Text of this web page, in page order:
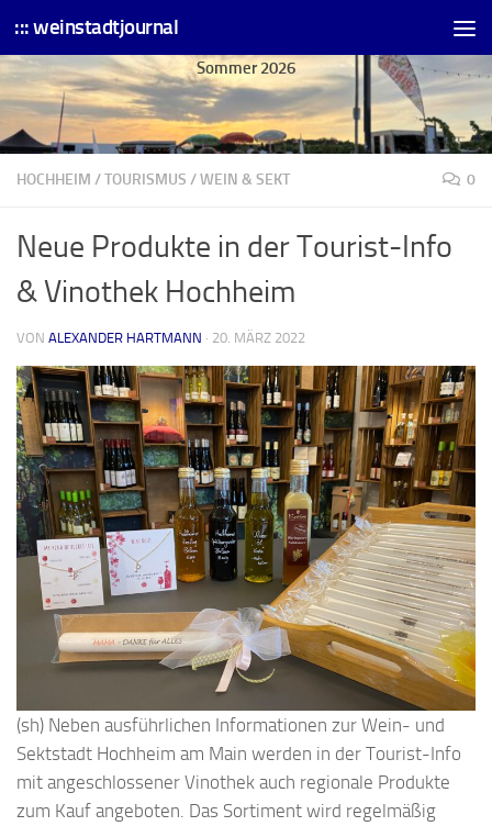
Skip to content
::: weinstadtjournal
Sommer 2026
HOCHHEIM /TOURISMUS /WEIN & SEKT 0
Neue Produkte in der Tourist-Info
& Vinothek Hochheim
VON ALEXANDER HARTMANN · 20. MÄRZ 2022
(sh) Neben ausführlichen Informationen zur Wein- und
Sektstadt Hochheim am Main werden in der Tourist-Info
mit angeschlossener Vinothek auch regionale Produkte
zum Kauf angeboten. Das Sortiment wird regelmäßig